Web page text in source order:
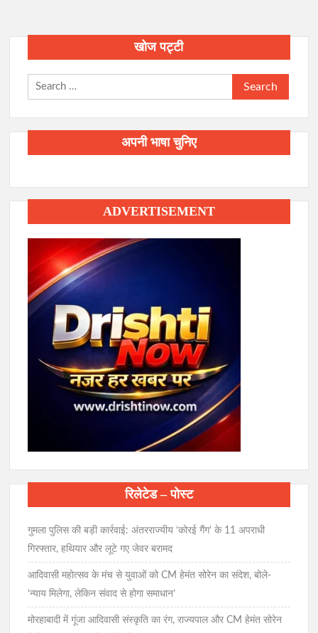
खोज पट्टी
Search
for:
अपनी भाषा चुनिए
ADVERTISEMENT
रिलेटेड – पोस्ट
गुमला पुलिस की बड़ी कार्रवाई: अंतरराज्यीय ‘कोरई गैंग’ के 11 अपराधी
गिरफ्तार, हथियार और लूटे गए जेवर बरामद
आदिवासी महोत्सव के मंच से युवाओं को CM हेमंत सोरेन का संदेश, बोले-
‘न्याय मिलेगा, लेकिन संवाद से होगा समाधान’
मोरहाबादी में गूंजा आदिवासी संस्कृति का रंग, राज्यपाल और CM हेमंत सोरेन